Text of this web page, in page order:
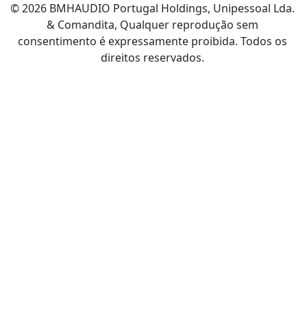
© 2026 BMHAUDIO Portugal Holdings, Unipessoal Lda.
& Comandita, Qualquer reprodução sem
consentimento é expressamente proibida. Todos os
direitos reservados.